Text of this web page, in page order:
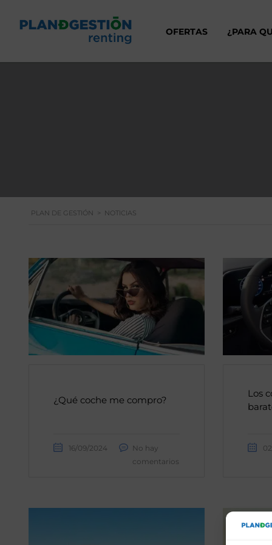
OFERTAS ¿PARA
PLAN DE GESTIÓN > NOTICIAS
¿Qué coche me compro?
16/09/2024
No hay
comentarios
Los